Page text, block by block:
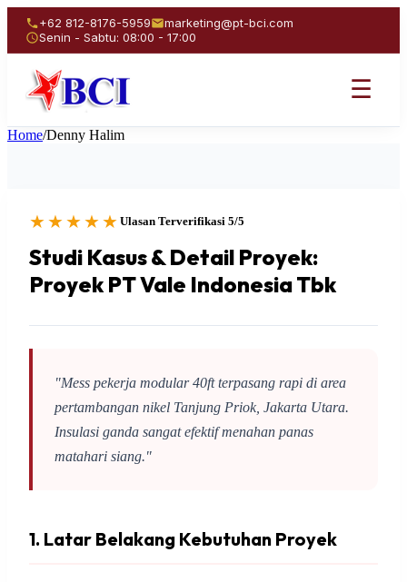
+62 812-8176-5959
marketing@pt-bci.com
Senin - Sabtu: 08:00 - 17:00
☰
Home/Denny Halim
★★★★★ Ulasan Terverifikasi 5/5
Studi Kasus & Detail Proyek:
Proyek PT Vale Indonesia Tbk
"Mess pekerja modular 40ft terpasang rapi di area
pertambangan nikel Tanjung Priok, Jakarta Utara.
Insulasi ganda sangat efektif menahan panas
matahari siang."
1. Latar Belakang Kebutuhan Proyek